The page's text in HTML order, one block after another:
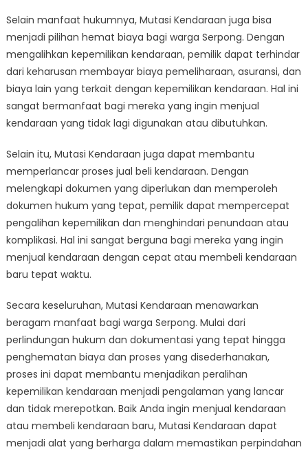
Selain manfaat hukumnya, Mutasi Kendaraan juga bisa
menjadi pilihan hemat biaya bagi warga Serpong. Dengan
mengalihkan kepemilikan kendaraan, pemilik dapat terhindar
dari keharusan membayar biaya pemeliharaan, asuransi, dan
biaya lain yang terkait dengan kepemilikan kendaraan. Hal ini
sangat bermanfaat bagi mereka yang ingin menjual
kendaraan yang tidak lagi digunakan atau dibutuhkan.
Selain itu, Mutasi Kendaraan juga dapat membantu
memperlancar proses jual beli kendaraan. Dengan
melengkapi dokumen yang diperlukan dan memperoleh
dokumen hukum yang tepat, pemilik dapat mempercepat
pengalihan kepemilikan dan menghindari penundaan atau
komplikasi. Hal ini sangat berguna bagi mereka yang ingin
menjual kendaraan dengan cepat atau membeli kendaraan
baru tepat waktu.
Secara keseluruhan, Mutasi Kendaraan menawarkan
beragam manfaat bagi warga Serpong. Mulai dari
perlindungan hukum dan dokumentasi yang tepat hingga
penghematan biaya dan proses yang disederhanakan,
proses ini dapat membantu menjadikan peralihan
kepemilikan kendaraan menjadi pengalaman yang lancar
dan tidak merepotkan. Baik Anda ingin menjual kendaraan
atau membeli kendaraan baru, Mutasi Kendaraan dapat
menjadi alat yang berharga dalam memastikan perpindahan